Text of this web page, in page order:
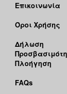
Επικοινωνία
Όροι Χρήσης
Δήλωση
Πλοήγηση
FAQs